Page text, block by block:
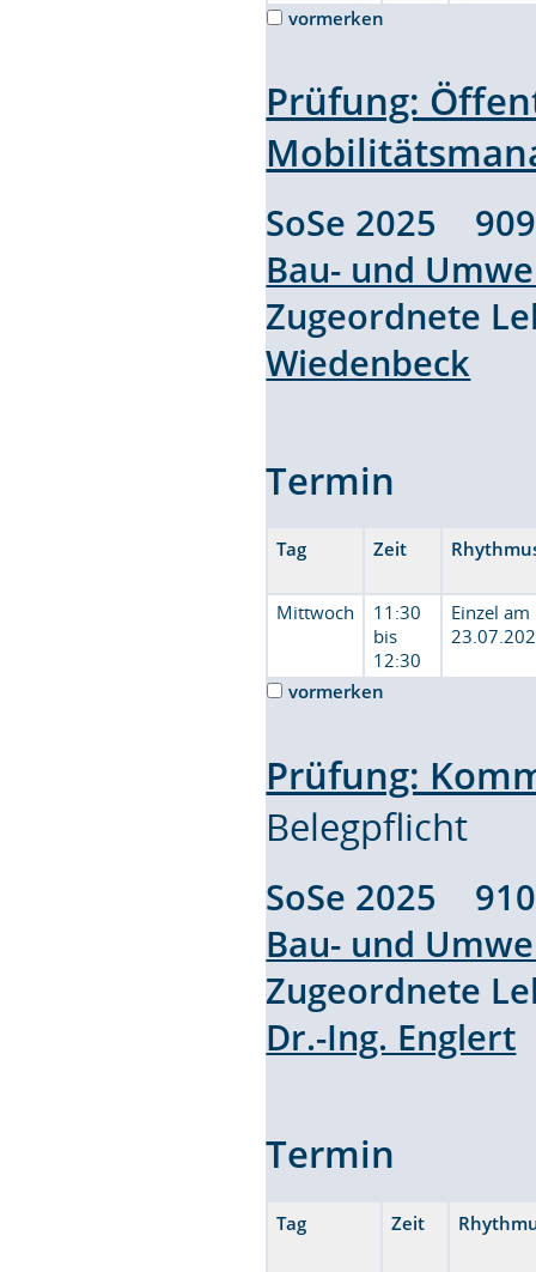
vormerken
Prüfung:
SoSe 2025
Bau- und
Zugeordnete
Wiedenbeck
Termin
Tag Zeit
Mittwoch
11:30
bis
12:30
Einzel am
vormerken
Prüfung:
Belegpflicht
SoSe 2025
Bau- und
Zugeordnete
Dr.-Ing. Englert
Termin
Tag Zeit